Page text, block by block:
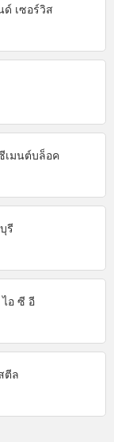
ด์ เซอร์วิส
เมนต์บล็อค
รี
อ ซี อี
ตีล